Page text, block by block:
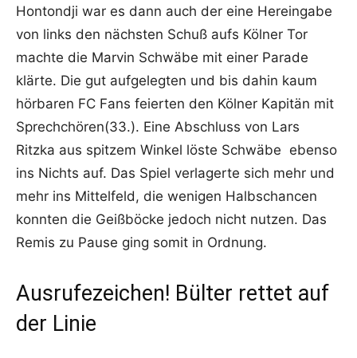
Hontondji war es dann auch der eine Hereingabe
von links den nächsten Schuß aufs Kölner Tor
machte die Marvin Schwäbe mit einer Parade
klärte. Die gut aufgelegten und bis dahin kaum
hörbaren FC Fans feierten den Kölner Kapitän mit
Sprechchören(33.). Eine Abschluss von Lars
Ritzka aus spitzem Winkel löste Schwäbe ebenso
ins Nichts auf. Das Spiel verlagerte sich mehr und
mehr ins Mittelfeld, die wenigen Halbschancen
konnten die Geißböcke jedoch nicht nutzen. Das
Remis zu Pause ging somit in Ordnung.
Ausrufezeichen! Bülter rettet auf
der Linie